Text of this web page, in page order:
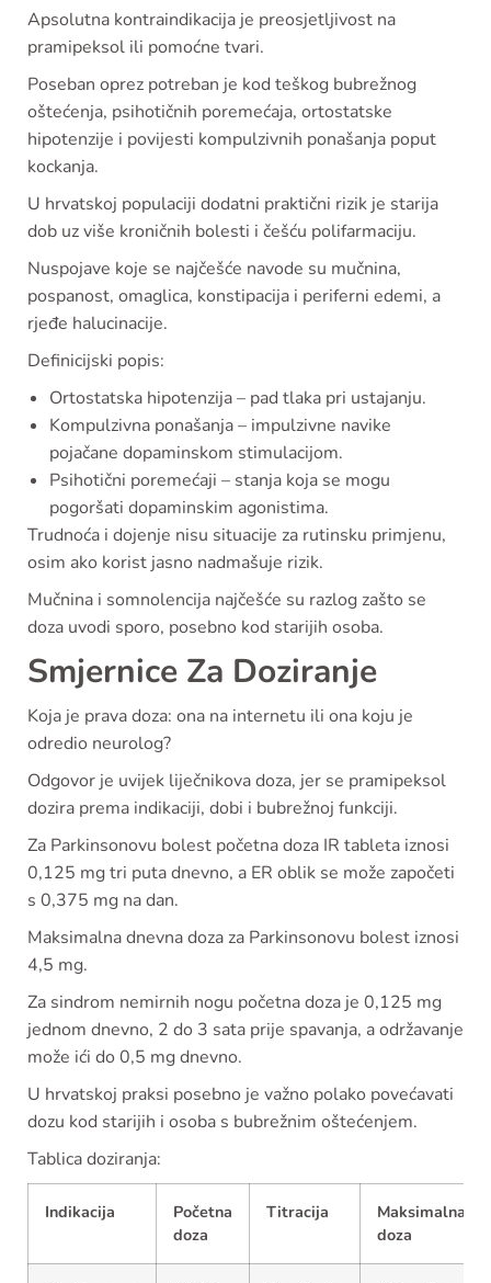
Apsolutna kontraindikacija je preosjetljivost na
pramipeksol ili pomoćne tvari.
Poseban oprez potreban je kod teškog bubrežnog
oštećenja, psihotičnih poremećaja, ortostatske
hipotenzije i povijesti kompulzivnih ponašanja poput
kockanja.
U hrvatskoj populaciji dodatni praktični rizik je starija
dob uz više kroničnih bolesti i češću polifarmaciju.
Nuspojave koje se najčešće navode su mučnina,
pospanost, omaglica, konstipacija i periferni edemi, a
rjeđe halucinacije.
Definicijski popis:
Ortostatska hipotenzija – pad tlaka pri ustajanju.
Kompulzivna ponašanja – impulzivne navike
pojačane dopaminskom stimulacijom.
Psihotični poremećaji – stanja koja se mogu
pogoršati dopaminskim agonistima.
Trudnoća i dojenje nisu situacije za rutinsku primjenu,
osim ako korist jasno nadmašuje rizik.
Mučnina i somnolencija najčešće su razlog zašto se
doza uvodi sporo, posebno kod starijih osoba.
Smjernice Za Doziranje
Koja je prava doza: ona na internetu ili ona koju je
odredio neurolog?
Odgovor je uvijek liječnikova doza, jer se pramipeksol
dozira prema indikaciji, dobi i bubrežnoj funkciji.
Za Parkinsonovu bolest početna doza IR tableta iznosi
0,125 mg tri puta dnevno, a ER oblik se može započeti
s 0,375 mg na dan.
Maksimalna dnevna doza za Parkinsonovu bolest iznosi
4,5 mg.
Za sindrom nemirnih nogu početna doza je 0,125 mg
jednom dnevno, 2 do 3 sata prije spavanja, a održavanje
može ići do 0,5 mg dnevno.
U hrvatskoj praksi posebno je važno polako povećavati
dozu kod starijih i osoba s bubrežnim oštećenjem.
Tablica doziranja:
Indikacija
Početna
doza
Titracija
Maksimalna
doza